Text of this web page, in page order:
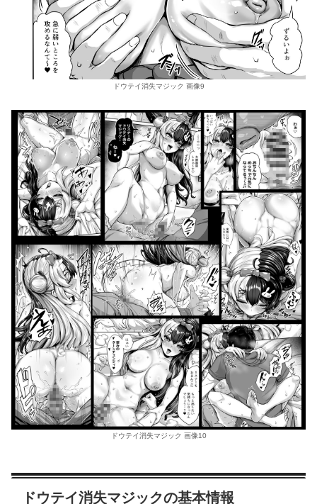
ドウテイ消失マジック 画像9
ドウテイ消失マジック 画像10
ドウテイ消失マジックの基本情報